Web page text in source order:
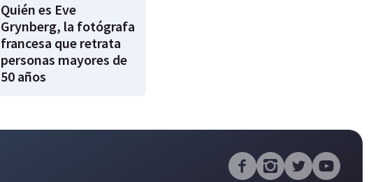
Quién es Eve
Grynberg, la fotógrafa
francesa que retrata
personas mayores de
50 años